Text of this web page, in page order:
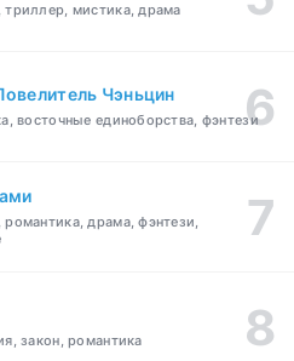
мистика, драма
Чэньцин
восточные единоборства, фэнтези
драма, фэнтези,
закон, романтика